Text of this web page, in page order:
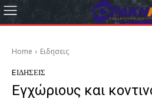
Home Eιδησεις
EΙΔΗΣΕΙΣ
Εγχώριους και